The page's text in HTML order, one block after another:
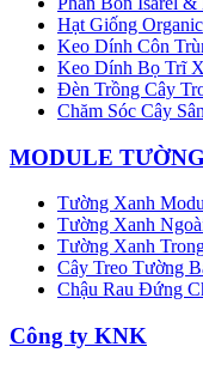
Hạt Giống Organic
Keo Dính Côn
Keo Dính Bọ Trĩ
Đèn Trồng Cây
Chăm Sóc Cây
MODULE
Tường Xanh
Tường Xanh
Tường Xanh
Cây Treo Tường
Chậu Rau Đứng
Công ty KNK